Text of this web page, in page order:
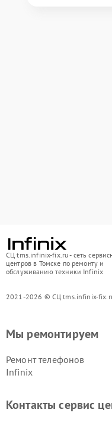
СЦ tms.infinix-fix.ru - сеть
центров в Томске по ремонту и
обслуживанию техники Infinix
2021-2026 © СЦ tms.infinix-
Мы ремонтируем
Ремонт телефонов
Infinix
Контакты сервис